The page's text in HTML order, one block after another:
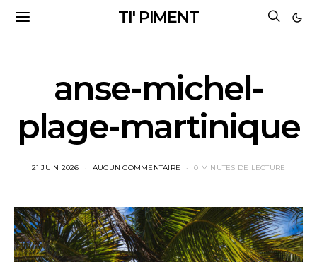
TI' PIMENT
anse-michel-
plage-martinique
21 JUIN 2026 AUCUN COMMENTAIRE 0 MINUTES DE LECTURE